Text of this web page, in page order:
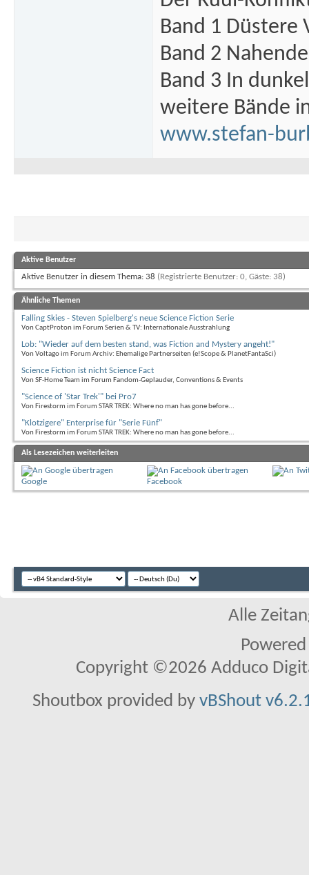
Band 1 Düstere
Band 2
Band 3 In
weitere Bände
www.stefan-
Aktive Benutzer
Aktive Benutzer in diesem Thema: 38 (Registrierte Benutzer: 0, Gäste: 38)
Ähnliche Themen
Falling Skies - Steven Spielberg's neue Science Fiction Serie
Von CaptProton im Forum Serien & TV: Internationale Ausstrahlung
Lob: "Wieder auf dem besten stand, was Fiction and Mystery angeht!"
Von Voltago im Forum Archiv: Ehemalige Partnerseiten (e!Scope & PlanetFantaSci)
Science Fiction ist nicht Science Fact
Von SF-Home Team im Forum Fandom-Geplauder, Conventions & Events
"Science of 'Star Trek'" bei Pro7
Von Firestorm im Forum STAR TREK: Where no man has gone before...
"Klotzigere" Enterprise für "Serie Fünf"
Von Firestorm im Forum STAR TREK: Where no man has gone before...
Als Lesezeichen weiterleiten
Google Facebook
Alle
Copyright ©2026 Adduco
Shoutbox provided by vBShout